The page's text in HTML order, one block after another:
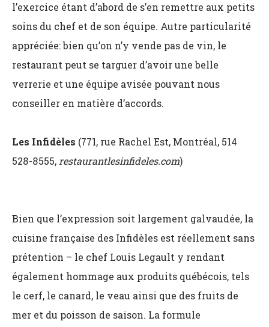
l’exercice étant d’abord de s’en remettre aux petits
soins du chef et de son équipe. Autre particularité
appréciée: bien qu’on n’y vende pas de vin, le
restaurant peut se targuer d’avoir une belle
verrerie et une équipe avisée pouvant nous
conseiller en matière d’accords.
Les Infidèles (771, rue Rachel Est, Montréal, 514
528-8555, restaurantlesinfideles.com)
Bien que l’expression soit largement galvaudée, la
cuisine française des Infidèles est réellement sans
prétention – le chef Louis Legault y rendant
également hommage aux produits québécois, tels
le cerf, le canard, le veau ainsi que des fruits de
mer et du poisson de saison. La formule